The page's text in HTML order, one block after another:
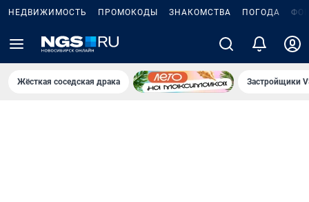
НЕДВИЖИМОСТЬ ПРОМОКОДЫ ЗНАКОМСТВА ПОГОДА
Жёсткая соседская драка Застройщики